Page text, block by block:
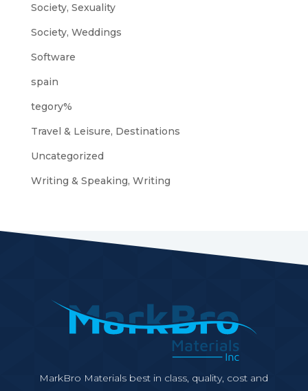
Society, Sexuality
Society, Weddings
Software
spain
tegory%
Travel & Leisure, Destinations
Uncategorized
Writing & Speaking, Writing
MarkBro Materials best in class, quality, cost and